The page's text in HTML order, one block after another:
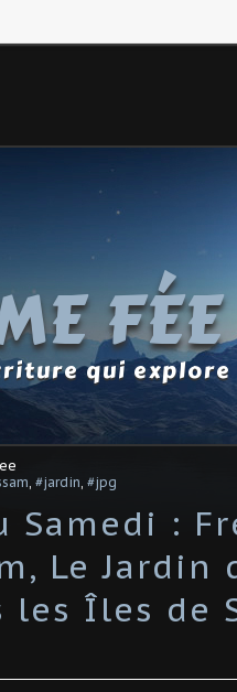
qui
#jardin #jpg
Samedi :
Le Jardin
les Îles de